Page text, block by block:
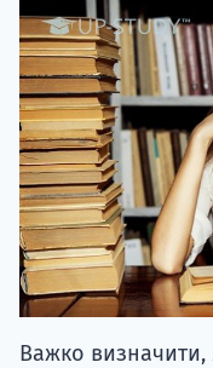
Важко